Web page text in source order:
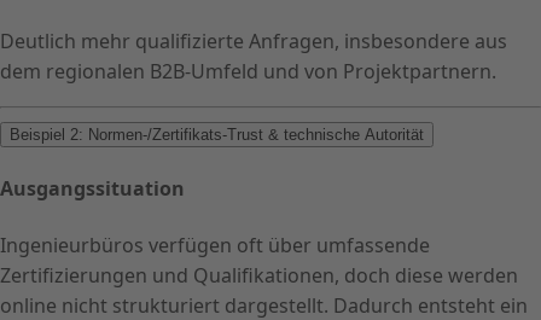
Deutlich mehr qualifizierte Anfragen, insbesondere aus
dem regionalen B2B-Umfeld und von Projektpartnern.
Beispiel 2: Normen-/Zertifikats-Trust & technische Autorität
Ausgangssituation
Ingenieurbüros verfügen oft über umfassende
Zertifizierungen und Qualifikationen, doch diese werden
online nicht strukturiert dargestellt. Dadurch entsteht ein